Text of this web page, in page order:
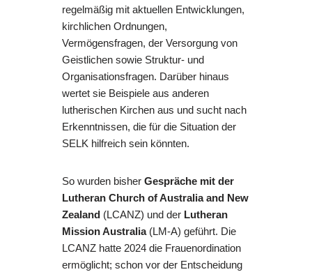
regelmäßig mit aktuellen Entwicklungen,
kirchlichen Ordnungen,
Vermögensfragen, der Versorgung von
Geistlichen sowie Struktur- und
Organisationsfragen. Darüber hinaus
wertet sie Beispiele aus anderen
lutherischen Kirchen aus und sucht nach
Erkenntnissen, die für die Situation der
SELK hilfreich sein könnten.
So wurden bisher Gespräche mit der
Lutheran Church of Australia and New
Zealand (LCANZ) und der Lutheran
Mission Australia(LM-A) geführt. Die
LCANZ hatte 2024 die Frauenordination
ermöglicht; schon vor der Entscheidung